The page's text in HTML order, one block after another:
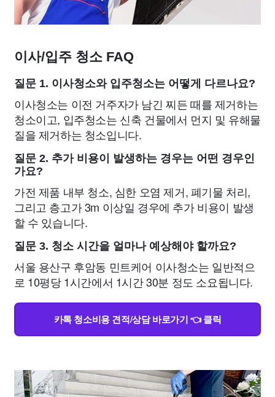
이사/입주 청소 FAQ
질문 1. 이사청소와 입주청소는 어떻게 다르나요?
이사청소는 이전 거주자가 남긴 찌든 때를 제거하는
청소이고, 입주청소는 신축 건물에서 먼지 및 유해물
질을 제거하는 청소입니다.
질문 2. 추가 비용이 발생하는 경우는 어떤 경우인
가요?
가전 제품 내부 청소, 심한 오염 제거, 폐기물 처리,
그리고 층고가 3m 이상일 경우에 추가 비용이 발생
할 수 있습니다.
질문 3. 청소 시간을 얼마나 예상해야 할까요?
서울 용산구 후암동 민트케어 이사청소는 일반적으
로 10평당 1시간에서 1시간 30분 정도 소요됩니다.
카톡 청소비용 견적/상담 바로가기 👈 클릭